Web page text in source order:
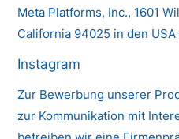
Meta Platforms, Inc., 1601
California 94025 in den
Instagram
Zur Bewerbung unserer
zur Kommunikation mit